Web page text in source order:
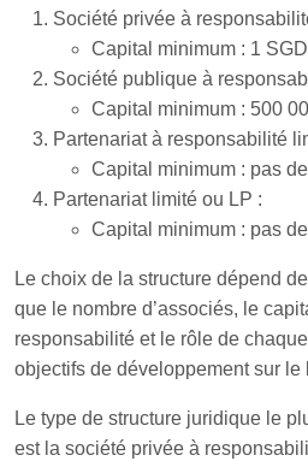
Société privée à
Capital minimum : 1
Société publique à
Capital minimum : 500
Partenariat à responsabilité
Capital minimum : pas
Partenariat limité ou LP :
Capital minimum : pas
Le choix de la structure dépend
que le nombre d’associés, le
responsabilité et le rôle de
objectifs de développement sur le
Le type de structure juridique le
est la société privée à